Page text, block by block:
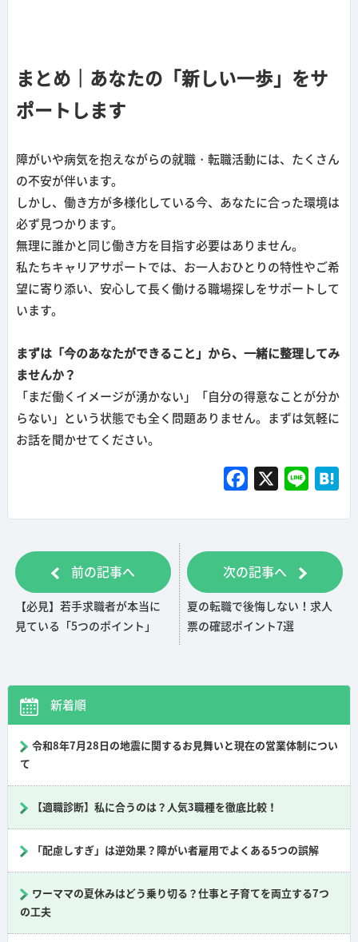
まとめ｜あなたの「新しい一歩」をサ
ポートします
障がいや病気を抱えながらの就職・転職活動には、たくさん
の不安が伴います。
しかし、働き方が多様化している今、あなたに合った環境は
必ず見つかります。
無理に誰かと同じ働き方を目指す必要はありません。
私たちキャリアサポートでは、お一人おひとりの特性やご希
望に寄り添い、安心して長く働ける職場探しをサポートして
います。
まずは「今のあなたができること」から、一緒に整理してみ
ませんか？
「まだ働くイメージが湧かない」「自分の得意なことが分か
らない」という状態でも全く問題ありません。まずは気軽に
お話を聞かせてください。
e
b
o
o
e
n
前の記事へ
【必見】若手求職者が本当に
見ている「5つのポイント」
次の記事へ
夏の転職で後悔しない！求人
票の確認ポイント7選
新着順
令和8年7月28日の地震に関するお見舞いと現在の営業体制につい
て
【適職診断】私に合うのは？人気3職種を徹底比較！
「配慮しすぎ」は逆効果？障がい者雇用でよくある5つの誤解
ワーママの夏休みはどう乗り切る？仕事と子育てを両立する7つ
の工夫